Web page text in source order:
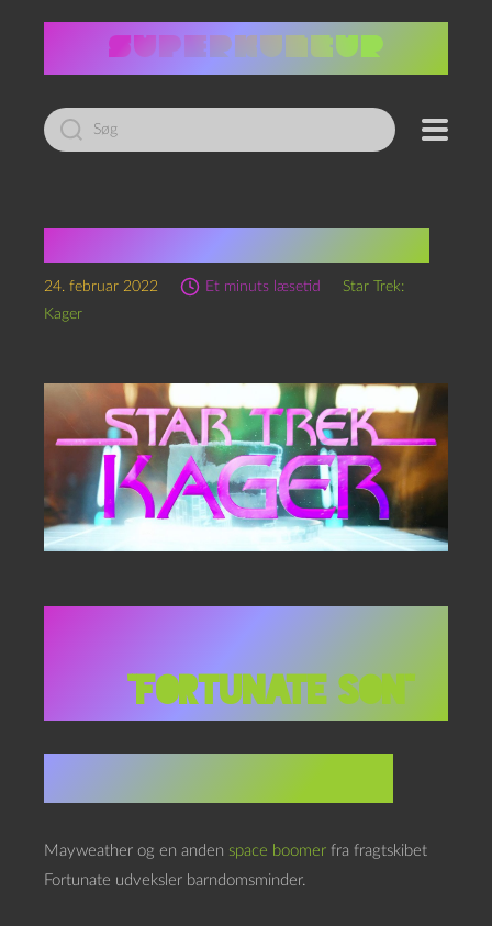
Led
efter:
24. februar 2022 Et minuts læsetid
Star Trek:
Kager
“Fortunate son”
Mayweather og en anden space boomer fra fragtskibet
Fortunate udveksler barndomsminder.